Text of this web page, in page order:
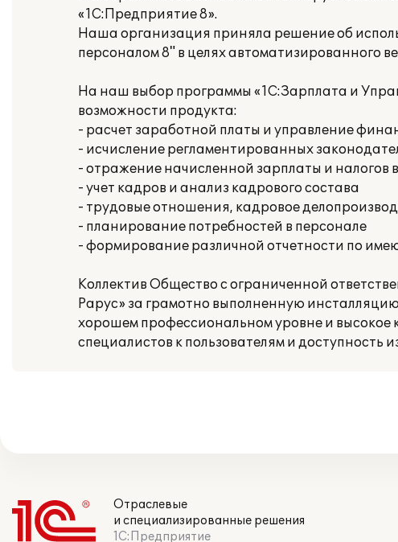
«1С:Предприятие 8».
Наша организация приняла решение об
персоналом 8" в целях автоматизированного
На наш выбор программы «1С:Зарплата и
возможности продукта:
- расчет заработной платы и управление
- исчисление регламентированных
- отражение начисленной зарплаты и налогов
- учет кадров и анализ кадрового состава
- трудовые отношения, кадровое
- планирование потребностей в персонале
- формирование различной отчетности по
Коллектив Общество с ограниченной
Рарус» за грамотно выполненную
хорошем профессиональном уровне и высокое
специалистов к пользователям и
Отраслевые
и специализированные решения
1С:Предприятие